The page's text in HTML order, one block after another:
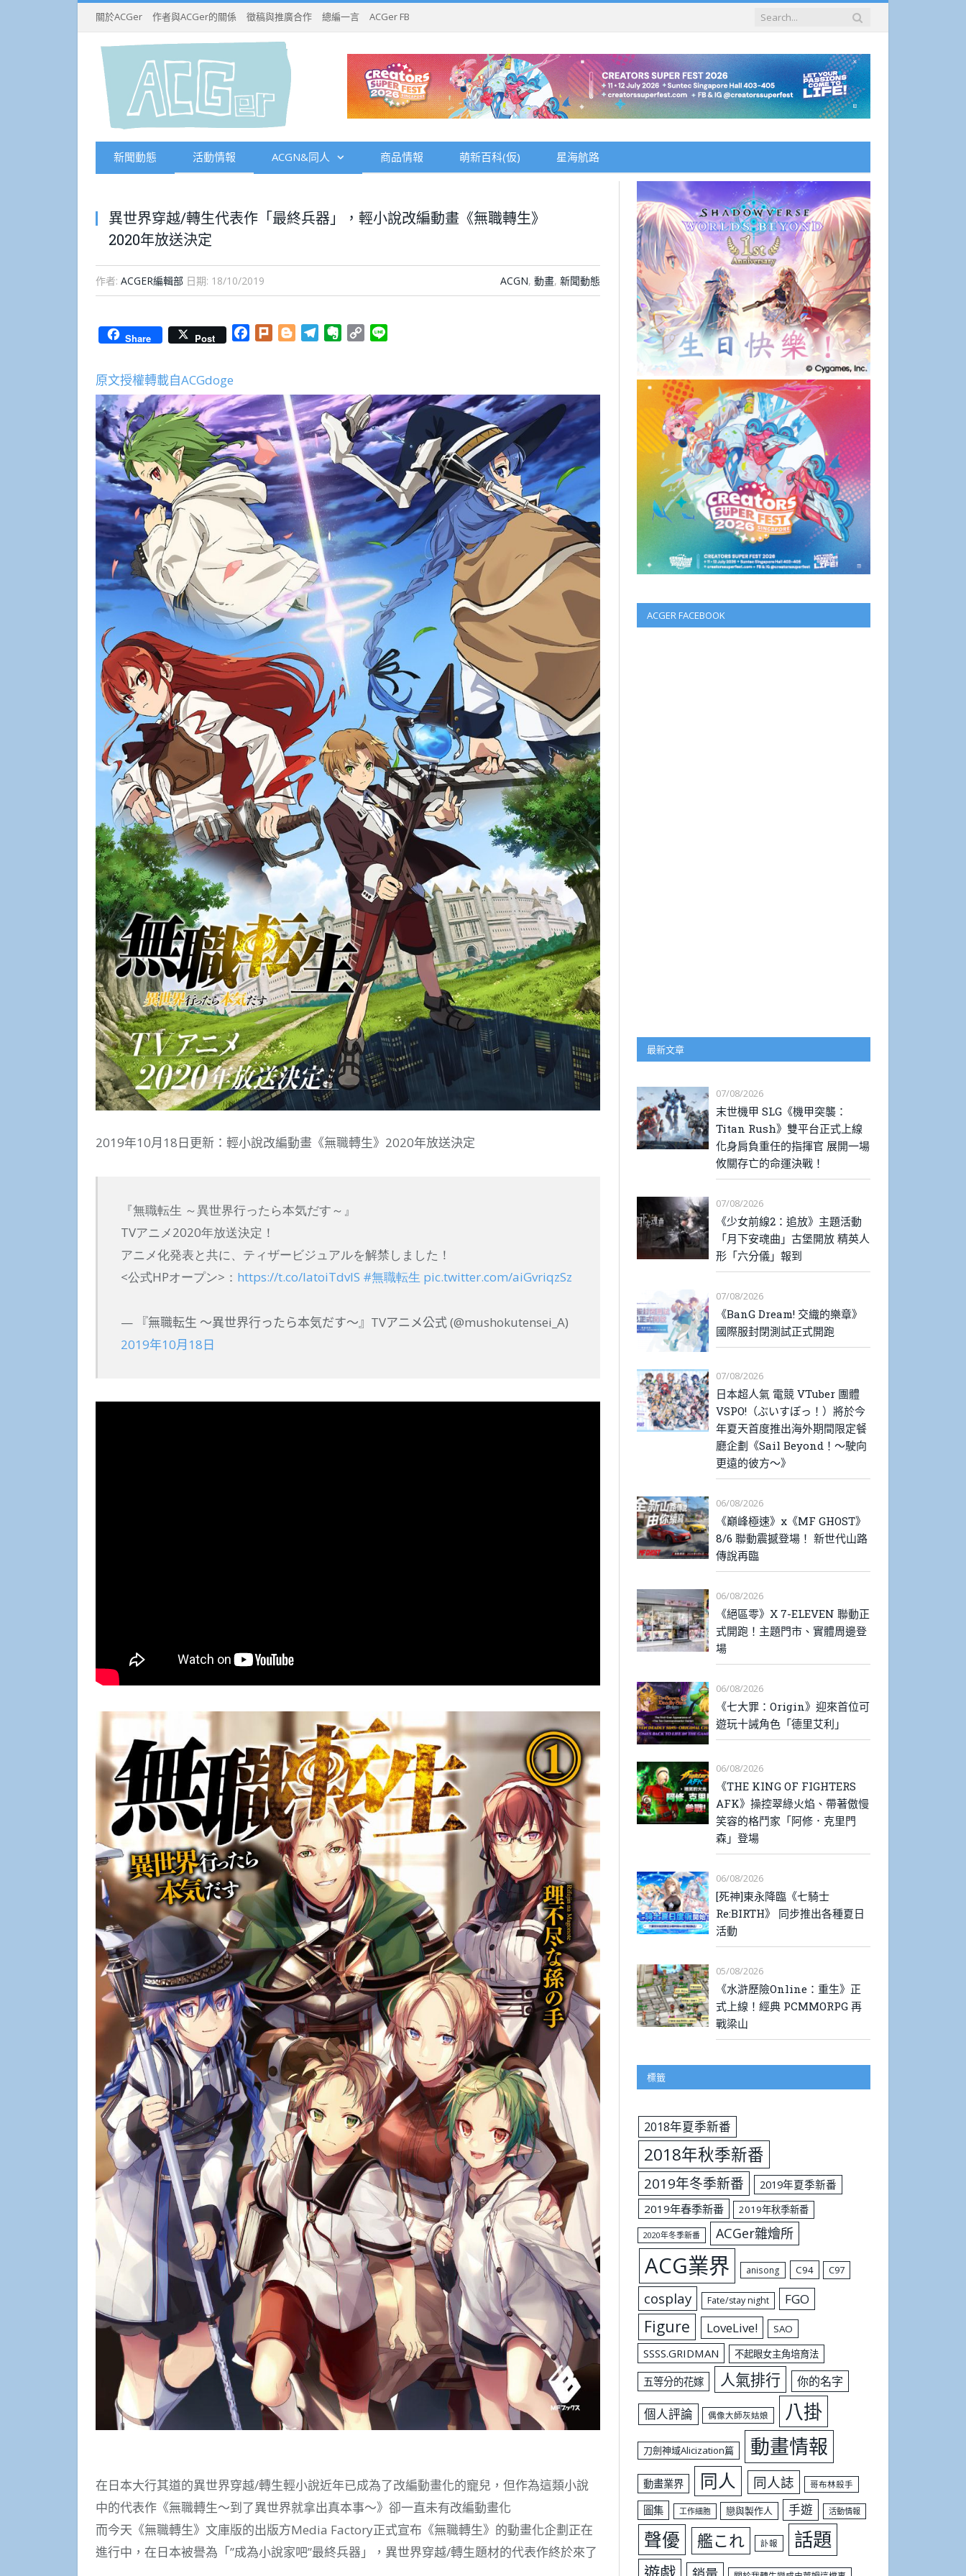
關於ACGer 作者與ACGer的關係 徵稿與推廣合作 總編一言 ACGer FB
新聞動態 活動情報 ACGN&同人 商品情報 萌新百科(仮) 星海航路
異世界穿越/轉生代表作「最終兵器」，輕小說改編動畫《無職轉生》
2020年放送決定
作者: ACGER編輯部 日期: 18/10/2019 ACGN, 動畫, 新聞動態
Share Post Facebook
Plurk BloggerTelegramEvernote
Copy
原文授權轉載自ACGdoge
2019年10月18日更新：輕小說改編動畫《無職轉生》2020年放送決定
『無職転生 ～異世界行ったら本気だす～』
TVアニメ2020年放送決定！
アニメ化発表と共に、ティザービジュアルを解禁しました！
<公式HPオープン>： https://t.co/IatoiTdvlS #無職転生 pic.twitter.com/aiGvriqzSz
— 『無職転生 ～異世界行ったら本気だす～』TVアニメ公式 (@mushokutensei_A)
2019年10月18日
在日本大行其道的異世界穿越/轉生輕小說近年已成為了改編動畫化的寵兒，但作為這類小說
中的代表作《無職轉生～到了異世界就拿出真本事～》卻一直未有改編動畫化
而今天《無職轉生》文庫版的出版方Media Factory正式宣布《無職轉生》的動畫化企劃正在
進行中，在日本被譽為「”成為小說家吧”最終兵器」，異世界穿越/轉生題材的代表作終於來了
ACGER FACEBOOK
最新文章
07/08/2026
末世機甲 SLG《機甲突襲：
Titan Rush》雙平台正式上線
化身肩負重任的指揮官 展開一場
攸關存亡的命運決戰！
07/08/2026
《少女前線2：追放》主題活動
「月下安魂曲」古堡開放 精英人
形「六分儀」報到
07/08/2026
《BanG Dream! 交織的樂章》
國際服封閉測試正式開跑
07/08/2026
日本超人氣 電競 VTuber 團體
VSPO!（ぶいすぽっ！）將於今
年夏天首度推出海外期間限定餐
廳企劃《Sail Beyond！～駛向
更遠的彼方～》
06/08/2026
《巔峰極速》x《MF GHOST》
8/6 聯動震撼登場！ 新世代山路
傳說再臨
06/08/2026
《絕區零》X 7-ELEVEN 聯動正
式開跑！主題門市、實體周邊登
場
06/08/2026
《七大罪：Origin》迎來首位可
遊玩十誡角色「德里艾利」
06/08/2026
《THE KING OF FIGHTERS
AFK》操控翠綠火焰、帶著傲慢
笑容的格鬥家「阿修．克里門
森」登場
06/08/2026
[死神]東永降臨《七騎士
Re:BIRTH》 同步推出各種夏日
活動
05/08/2026
《水滸歷險Online：重生》正
式上線！經典 PCMMORPG 再
戰梁山
標籤
2018年夏季新番
2018年秋季新番
2019年冬季新番
2019年夏季新番
2019年春季新番
2019年秋季新番
2020年冬季新番 ACGer雜燴所
ACG業界 anisong C94 C97
cosplay Fate/stay night FGO
Figure LoveLive! SAO
SSSS.GRIDMAN 不起眼女主角培育法
五等分的花嫁 人氣排行 你的名字
個人評論 偶像大師灰姑娘 八掛
刀劍神域Alicization篇 動畫情報
動畫業界 同人 同人誌 哥布林殺手
圖集 工作細胞 戀與製作人 手遊 活動情報
聲優 艦これ 訃報 話題